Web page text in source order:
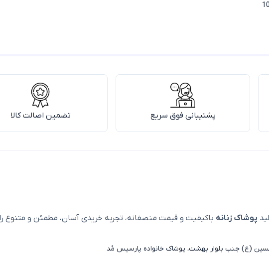
پشتیبانی فوق سریع تضمین اصالت کالا
پوشاک زنانه باکیفیت و قیمت منصفانه، تجربه خریدی آسان، مطمئن و متنوع
حسین (ع) جنب بلوار بهشت، پوشاک خانواده پارسیس مُد